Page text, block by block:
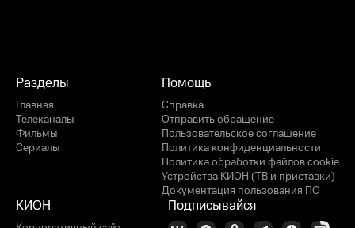
Разделы
Главная
Телеканалы
Фильмы
Сериалы
Помощь
Справка
Отправить обращение
Пользовательское соглашение
Политика конфиденциальности
Политика обработки файлов cookie
Устройства КИОН (ТВ и приставки)
Документация пользования ПО
КИОН Подписывайся